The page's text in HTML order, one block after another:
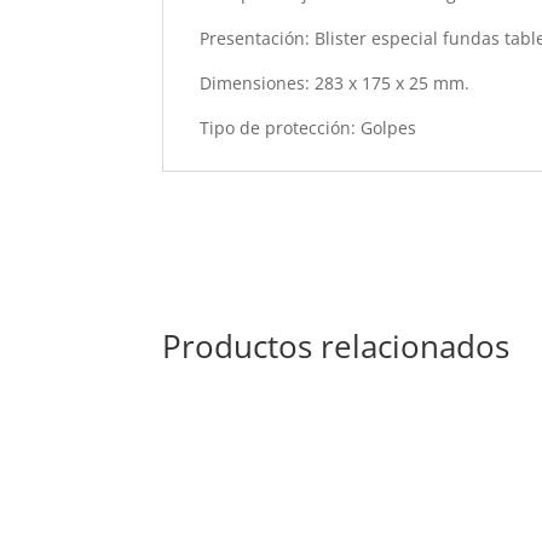
Presentación: Blister especial fundas
Dimensiones: 283 x 175 x 25 mm.
Tipo de protección: Golpes
Productos relacionados